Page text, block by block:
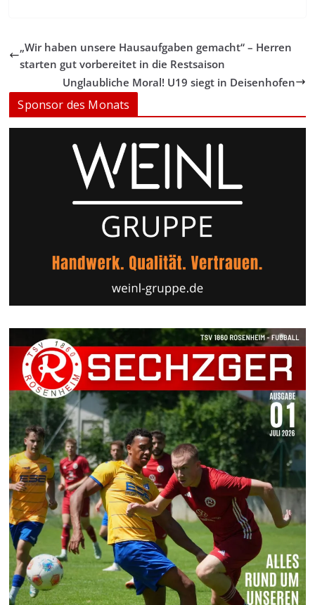
„Wir haben unsere Hausaufgaben gemacht“ – Herren
starten gut vorbereitet in die Restsaison
Unglaubliche Moral! U19 siegt in Deisenhofen
Sponsor des Monats